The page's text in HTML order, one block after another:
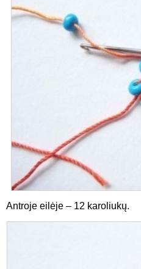
Antroje eilėje – 12 karoliukų.